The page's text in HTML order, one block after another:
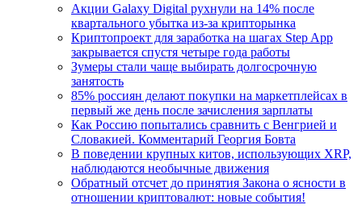
Акции Galaxy Digital рухнули на 14% после
квартального убытка из-за крипторынка
Криптопроект для заработка на шагах Step App
закрывается спустя четыре года работы
Зумеры стали чаще выбирать долгосрочную
занятость
85% россиян делают покупки на маркетплейсах в
первый же день после зачисления зарплаты
Как Россию попытались сравнить с Венгрией и
Словакией. Комментарий Георгия Бовта
В поведении крупных китов, использующих XRP,
наблюдаются необычные движения
Обратный отсчет до принятия Закона о ясности в
отношении криптовалют: новые события!